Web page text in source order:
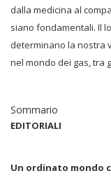
dalla medicina al
siano fondamentali. Il
determinano la nostra
nel mondo dei gas, tra
Sommario
EDITORIALI
Un ordinato mondo